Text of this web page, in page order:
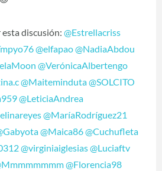
discusión: @Estrellacriss
@elfapao@NadiaAbdou
@VerónicaAlbertengo
@Maiteminduta@SOLCITO
@LeticiaAndrea
@MaríaRodríguez21
@Maica86@Cuchufleta
@virginiaiglesias@Luciaftv
@Florencia98